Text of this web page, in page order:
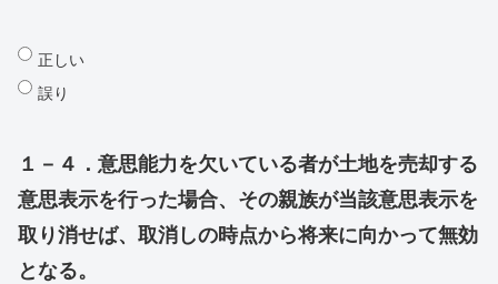
正しい
誤り
１－４．意思能力を欠いている者が土地を売却する
意思表示を行った場合、その親族が当該意思表示を
取り消せば、取消しの時点から将来に向かって無効
となる。